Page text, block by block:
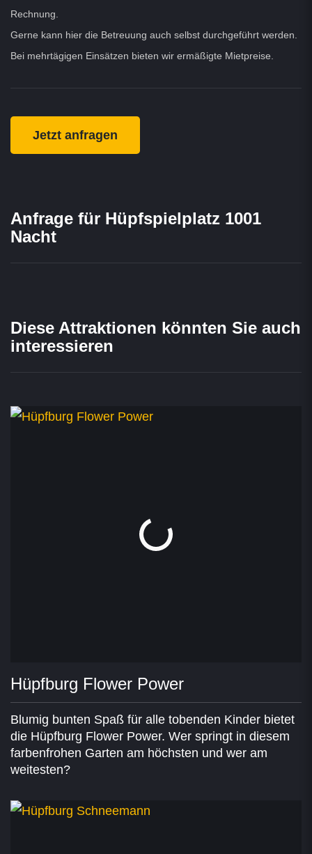
Rechnung.
Gerne kann hier die Betreuung auch selbst durchgeführt werden.
Bei mehrtägigen Einsätzen bieten wir ermäßigte Mietpreise.
Jetzt anfragen
Anfrage für Hüpfspielplatz 1001
Nacht
Diese Attraktionen könnten Sie auch
interessieren
Hüpfburg Flower Power
Blumig bunten Spaß für alle tobenden Kinder bietet
die Hüpfburg Flower Power. Wer springt in diesem
farbenfrohen Garten am höchsten und wer am
weitesten?